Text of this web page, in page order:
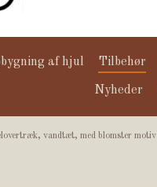
af hjul Tilbehør
Nyheder
vandtæt, med blomster motiv